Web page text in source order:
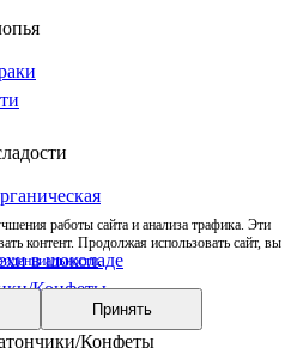
работы сайта и анализа трафика. Эти
контент. Продолжая использовать сайт, вы
.
Принять
в шоколаде
Конфеты
Конфеты